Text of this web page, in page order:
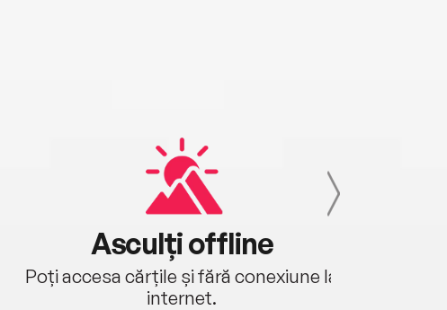
Asculți offline
Poți accesa cărțile și fără conexiune la
internet.